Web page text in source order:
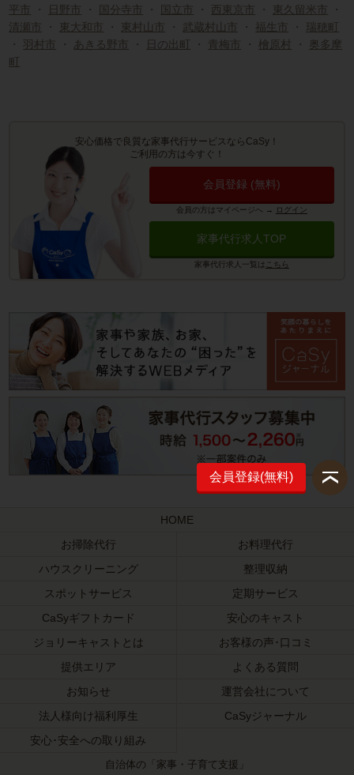
平市
・ 日野市 ・ 国分寺市 ・ 国立市 ・ 西東京市 ・ 東久留米市
・
清瀬市
・ 東大和市 ・ 東村山市 ・ 武蔵村山市 ・ 福生市 ・
瑞穂町
・ 羽村市 ・ あきる野市 ・ 日の出町 ・ 青梅市 ・ 檜原村 ・
奥多摩
町
安心価格で良質な家事代行サービスならCaSy！
ご利用の方は今すぐ！
会員登録 (無料)
会員の方はマイページへ → ログイン
家事代行求人TOP
家事代行求人一覧は こちら
会員登録(無料)
HOME
お掃除代行
お料理代行
ハウスクリーニング
整理収納
スポットサービス
定期サービス
CaSyギフトカード
安心のキャスト
ジョリーキャストとは
お客様の声･口コミ
提供エリア
よくある質問
お知らせ
運営会社について
法人様向け福利厚生
CaSyジャーナル
安心･安全への取り組み
自治体の「家事・子育て支援」